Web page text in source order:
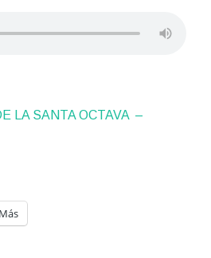
LA SANTA OCTAVA –
Más